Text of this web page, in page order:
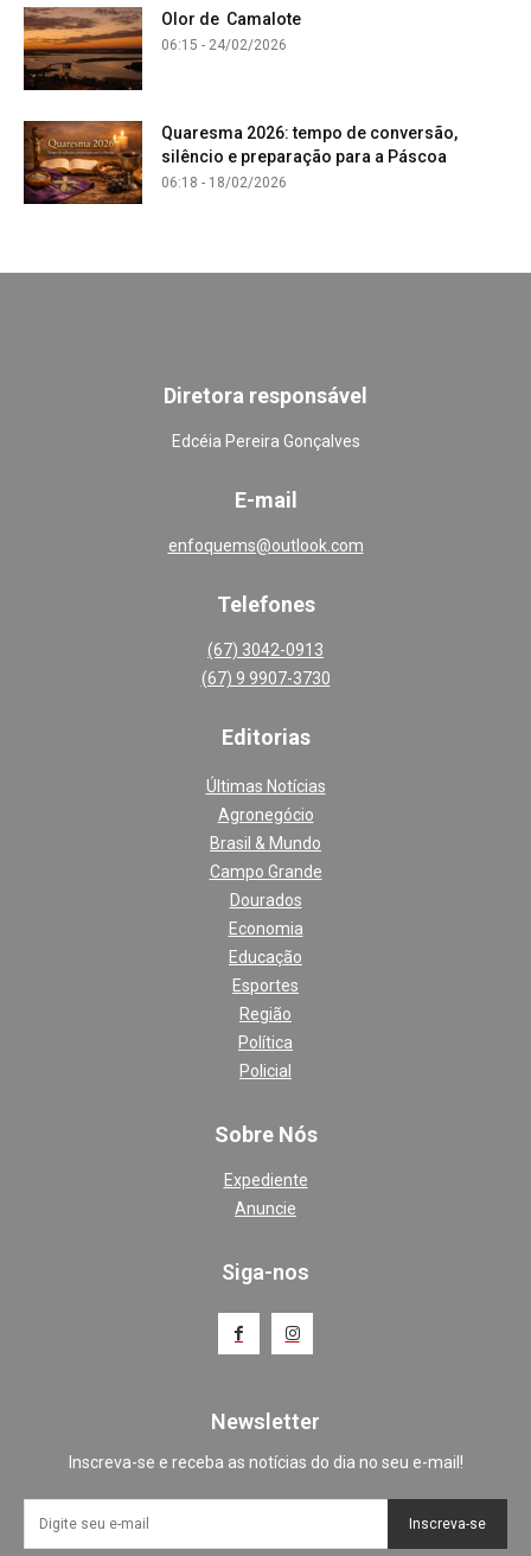
Olor de Camalote
06:15 - 24/02/2026
Quaresma 2026: tempo de conversão,
silêncio e preparação para a Páscoa
06:18 - 18/02/2026
Diretora responsável
Edcéia Pereira Gonçalves
E-mail
enfoquems@outlook.com
Telefones
(67) 3042-0913
(67) 9 9907-3730
Editorias
Últimas Notícias
Agronegócio
Brasil & Mundo
Campo Grande
Dourados
Economia
Educação
Esportes
Região
Política
Policial
Sobre Nós
Expediente
Anuncie
Siga-nos
Newsletter
Inscreva-se e receba as notícias do dia no seu e-mail!
Inscreva-se